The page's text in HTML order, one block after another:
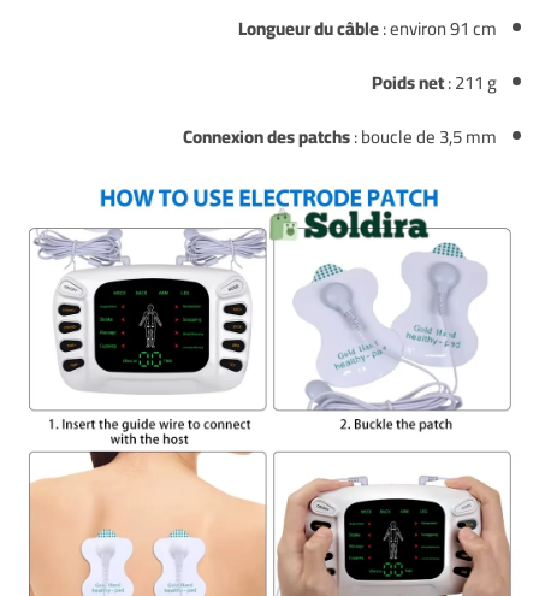
Longueur du câble: environ 91 cm
Poids net: 211 g
Connexion des patchs: boucle de 3,5 mm